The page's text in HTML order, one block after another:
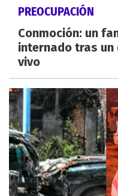
PREOCUPACIÓN
Conmoción: un
internado tras
vivo